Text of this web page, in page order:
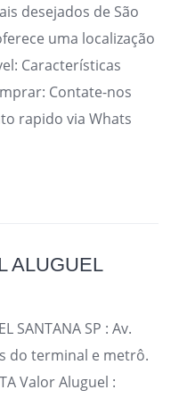
desejados de São
uma localização
Características
Contate-nos
rapido via Whats
ALUGUEL
SANTANA SP : Av.
do terminal e metrô.
Valor Aluguel :